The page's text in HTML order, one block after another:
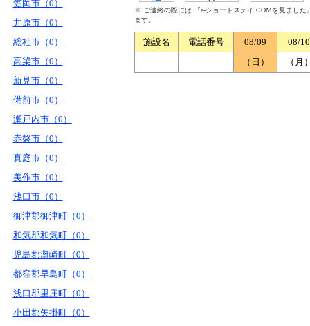
笠岡市（0）
井原市（0）
総社市（0）
高梁市（0）
新見市（0）
備前市（0）
瀬戸内市（0）
赤磐市（0）
真庭市（0）
美作市（0）
浅口市（0）
御津郡御津町（0）
和気郡和気町（0）
児島郡灘崎町（0）
都窪郡早島町（0）
浅口郡里庄町（0）
小田郡矢掛町（0）
※ ご連絡の際には 『e-ショートステイ.COMを見まし
ます。
施設名 電話番号 08/09
08/10
（日）
（月